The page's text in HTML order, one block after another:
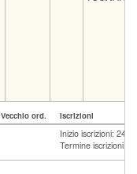
Vecchio ord. Iscrizioni
Inizio iscrizioni: 24-
Termine iscrizioni: